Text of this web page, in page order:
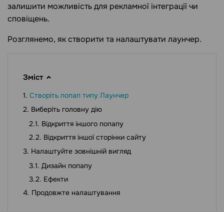
залишити можливість для рекламної інтеграції чи
сповіщень.
Розглянемо, як створити та налаштувати лаунчер.
Зміст
Створіть попап типу Лаунчер
Виберіть головну дію
Відкриття іншого попапу
Відкриття іншої сторінки сайту
Налаштуйте зовнішній вигляд
Дизайн попапу
Ефекти
Продовжте налаштування